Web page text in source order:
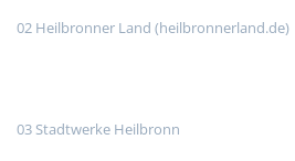
02 Heilbronner Land (heilbronnerland.de)
03 Stadtwerke Heilbronn